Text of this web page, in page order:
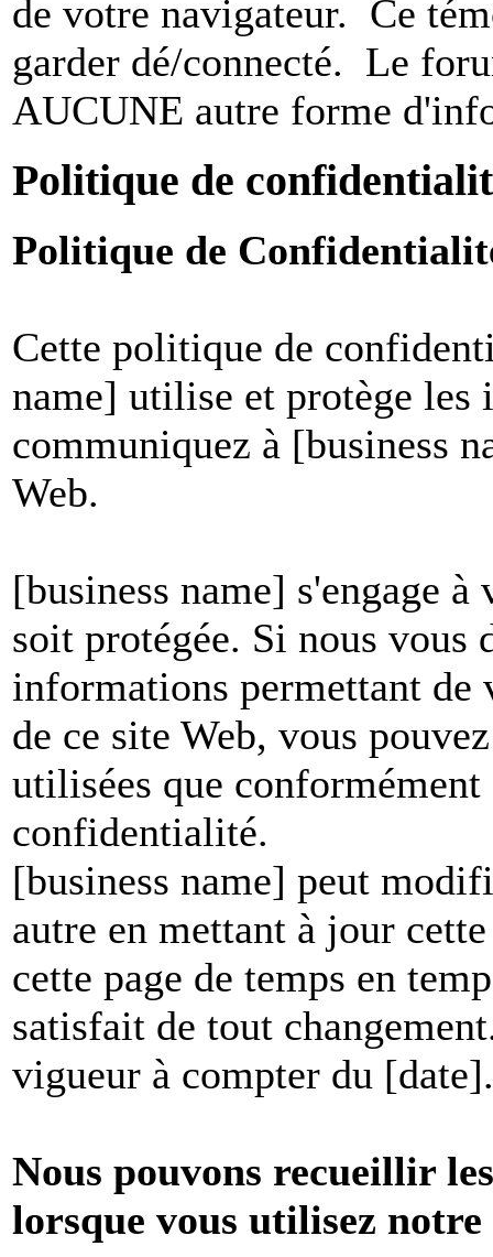
de votre navigateur. Ce
garder dé/connecté. Le
AUCUNE autre forme
Politique de
Politique de
Cette politique de
name] utilise et protège les
communiquez à [business
Web.
[business name] s'engage
soit protégée. Si nous vous
informations permettant
de ce site Web, vous
utilisées que
confidentialité.
[business name] peut
autre en mettant à jour
cette page de temps en
satisfait de tout
vigueur à compter du [date].
Nous pouvons recueillir
lorsque vous utilisez notre